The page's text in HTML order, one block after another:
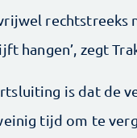
rechtstreeks
hangen’, zegt
is dat de
tijd om te